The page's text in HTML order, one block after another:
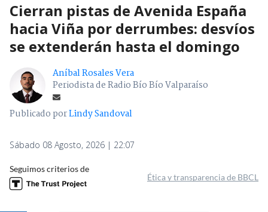
Cierran pistas de Avenida España
hacia Viña por derrumbes: desvíos
se extenderán hasta el domingo
Aníbal Rosales Vera
Periodista de Radio Bío Bío Valparaíso
Publicado porLindy Sandoval
Sábado 08 Agosto, 2026 | 22:07
Seguimos criterios de
Ética y transparencia de BBCL